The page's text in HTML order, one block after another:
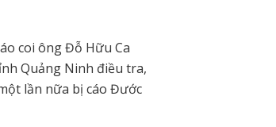
coi ông Đỗ Hữu Ca
Quảng Ninh điều tra,
lần nữa bị cáo Đước